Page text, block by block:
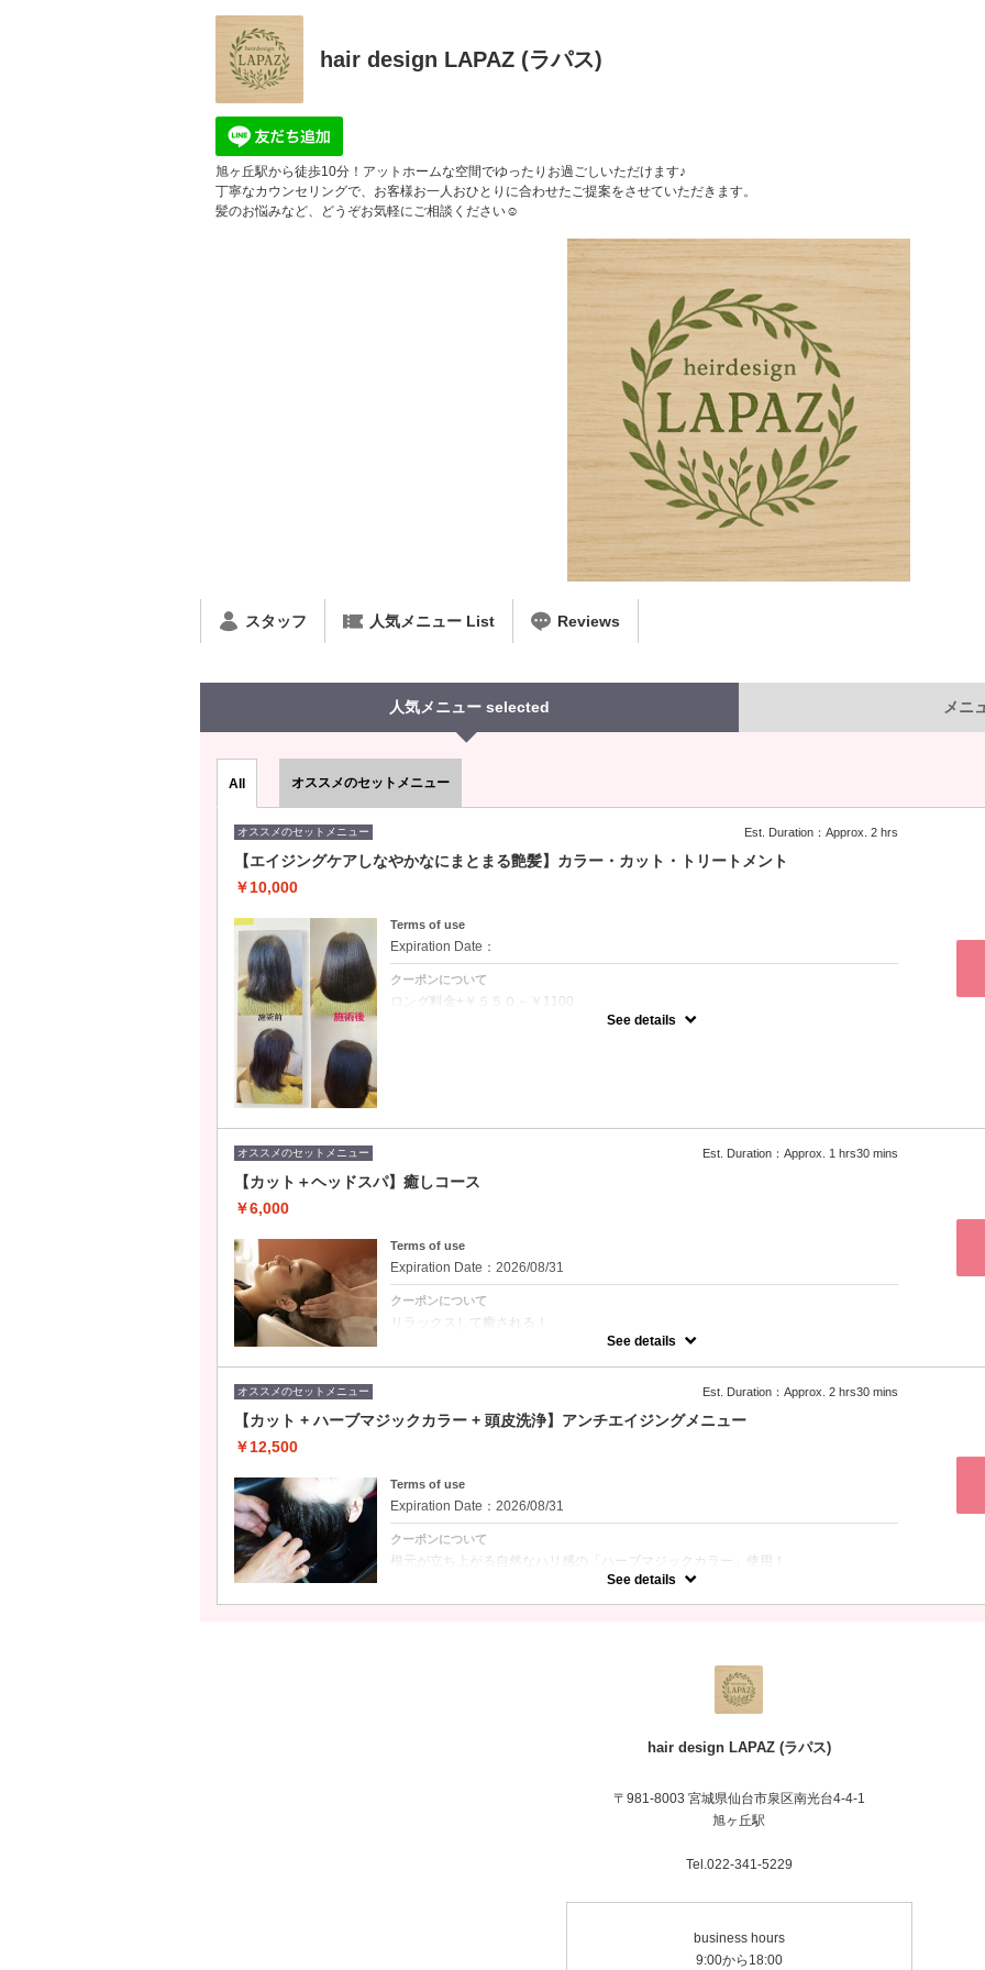
hair design LAPAZ (ラパス)
旭ヶ丘駅から徒歩10分！アットホームな空間でゆったりお過ごしいただけます♪
丁寧なカウンセリングで、お客様お一人おひとりに合わせたご提案をさせていただきます。
髪のお悩みなど、どうぞお気軽にご相談ください☺
スタッフ 人気メニュー List Reviews
人気メニュー selected メニ
All オススメのセットメニュー
オススメのセットメニュー Est. Duration：Approx. 2 hrs
【エイジングケアしなやかなにまとまる艶髪】カラー・カット・トリートメント
￥10,000
Terms of use
Expiration Date：
クーポンについて
ロング料金+￥５５０～￥1100
See details
オススメのセットメニュー Est. Duration：Approx. 1 hrs30 mins
【カット＋ヘッドスパ】癒しコース
￥6,000
Terms of use
Expiration Date：2026/08/31
クーポンについて
リラックスして癒される！
抜け毛／薄毛予防／小顔効果／身体だるい／疲れてる／イライラ etc
ショート ：￥６０００
See details
オススメのセットメニュー Est. Duration：Approx. 2 hrs30 mins
【カット + ハーブマジックカラー + 頭皮洗浄】アンチエイジングメニュー
￥12,500
Terms of use
Expiration Date：2026/08/31
クーポンについて
根元が立ち上がる自然なハリ感の「ハーブマジックカラー」使用！
カットカラー後は、頭皮洗浄で体内と頭皮のデトックスをご実感ください。
See details
hair design LAPAZ (ラパス)
〒981-8003 宮城県仙台市泉区南光台4-4-1
旭ヶ丘駅
Tel.022-341-5229
business hours
9:00から18:00